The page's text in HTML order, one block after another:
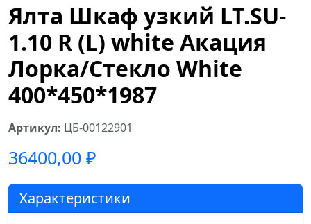
Ялта Шкаф узкий LT.SU-
1.10 R (L) white Акация
Лорка/Стекло White
400*450*1987
Артикул: ЦБ-00122901
36400,00 ₽
Характеристики